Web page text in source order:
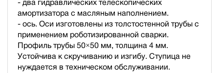
- два гидравлических телескопических
амортизатора с масляным наполнением.
- ось. Оси изготовлены из толстостенной трубы с
применением роботизированной сварки.
Профиль трубы 50×50 мм, толщина 4 мм.
Устойчива к скручиванию и изгибу. Ступица не
нуждается в техническом обслуживании.